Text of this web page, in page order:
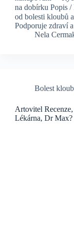
na dobírku Popis
od bolesti kloubů
Podporuje zdraví
Nela
Bolest
Artovitel
Lékárna, Dr